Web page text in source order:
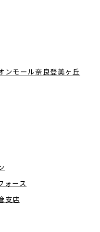
モール奈良登美ヶ丘
ォース
支店